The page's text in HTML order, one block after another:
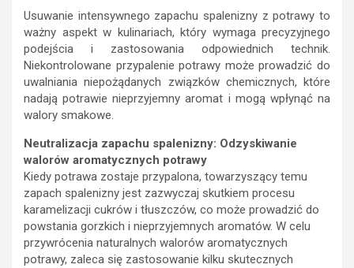
Usuwanie intensywnego zapachu spalenizny z potrawy to
ważny aspekt w kulinariach, który wymaga precyzyjnego
podejścia i zastosowania odpowiednich technik.
Niekontrolowane przypalenie potrawy może prowadzić do
uwalniania niepożądanych związków chemicznych, które
nadają potrawie nieprzyjemny aromat i mogą wpłynąć na
walory smakowe.
Neutralizacja zapachu spalenizny: Odzyskiwanie
walorów aromatycznych potrawy
Kiedy potrawa zostaje przypalona, towarzyszący temu
zapach spalenizny jest zazwyczaj skutkiem procesu
karamelizacji cukrów i tłuszczów, co może prowadzić do
powstania gorzkich i nieprzyjemnych aromatów. W celu
przywrócenia naturalnych walorów aromatycznych
potrawy, zaleca się zastosowanie kilku skutecznych